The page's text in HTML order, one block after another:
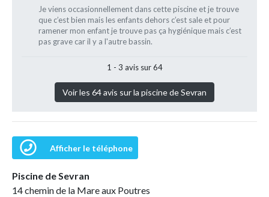
Je viens occasionnellement dans cette piscine et je trouve
que c’est bien mais les enfants dehors c’est sale et pour
ramener mon enfant je trouve pas ça hygiénique mais c’est
pas grave car il y a l'autre bassin.
1 - 3 avis sur 64
Voir les 64 avis sur la piscine de Sevran
Afficher le téléphone
Piscine de Sevran
14 chemin de la Mare aux Poutres